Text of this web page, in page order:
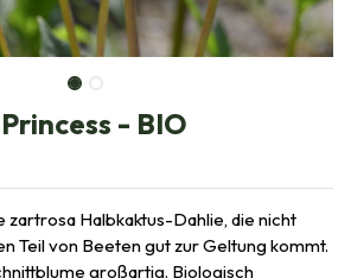
- BIO
zartrosa Halbkaktus-Dahlie, die nicht
Teil von Beeten gut zur Geltung kommt.
großartig. Biologisch